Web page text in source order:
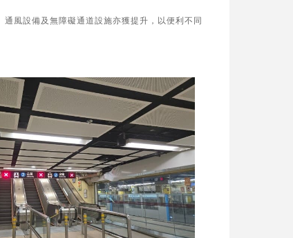
風設備及無障礙通道設施亦獲提升，以便利不同